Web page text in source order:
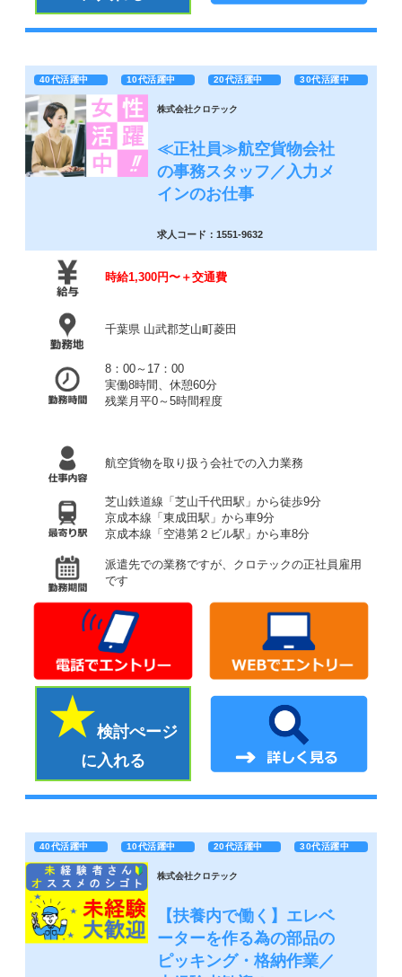
40代活躍中 10代活躍中 20代活躍中 30代活躍中
株式会社クロテック
≪正社員≫航空貨物会社
の事務スタッフ／入力メ
インのお仕事
求人コード：1551-9632
時給1,300円〜＋交通費
千葉県 山武郡芝山町菱田
8：00～17：00
実働8時間、休憩60分
残業月平0～5時間程度
航空貨物を取り扱う会社での入力業務
芝山鉄道線「芝山千代田駅」から徒歩9分
京成本線「東成田駅」から車9分
京成本線「空港第２ビル駅」から車8分
派遣先での業務ですが、クロテックの正社員雇用
です
検討ぺージ
に入れる
40代活躍中 10代活躍中 20代活躍中 30代活躍中
株式会社クロテック
【扶養内で働く】エレベ
ーターを作る為の部品の
ピッキング・格納作業／